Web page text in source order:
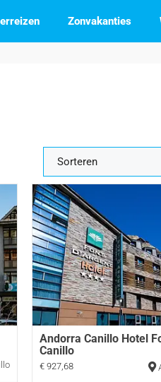
Zonvakanties
Andorra Canillo Hotel
Canillo
€ 927,68